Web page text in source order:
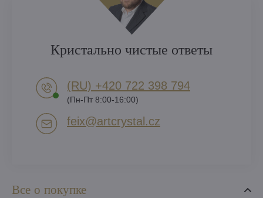
Все о покупке
Кристально чистые ответы
(RU) +420 722 398 794​
(Пн-Пт 8:00-16:00)
feix​@artcrystal​.cz